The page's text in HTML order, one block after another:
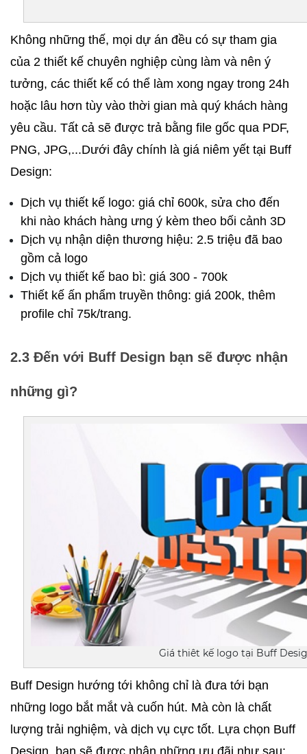
Không những thế, mọi dự án đều có sự tham gia
của 2 thiết kế chuyên nghiệp cùng làm và nên ý
tưởng, các thiết kế có thể làm xong ngay trong 24h
hoặc lâu hơn tùy vào thời gian mà quý khách hàng
yêu cầu. Tất cả sẽ được trả bằng file gốc qua PDF,
PNG, JPG,...Dưới đây chính là giá niêm yết tại Buff
Design:
Dịch vụ thiết kế logo: giá chỉ 600k, sửa cho đến
khi nào khách hàng ưng ý kèm theo bối cảnh 3D
Dịch vụ nhận diện thương hiệu: 2.5 triệu đã bao
gồm cả logo
Dịch vụ thiết kế bao bì: giá 300 - 700k
Thiết kế ấn phẩm truyền thông: giá 200k, thêm
profile chỉ 75k/trang.
2.3 Đến với Buff Design bạn sẽ được nhận
những gì?
Giá thiêt kế logo tại Buff
Buff Design hướng tới không chỉ là đưa tới bạn
những logo bắt mắt và cuốn hút. Mà còn là chất
lượng trải nghiệm, và dịch vụ cực tốt. Lựa chọn Buff
Design, bạn sẽ được nhận những ưu đãi như sau: